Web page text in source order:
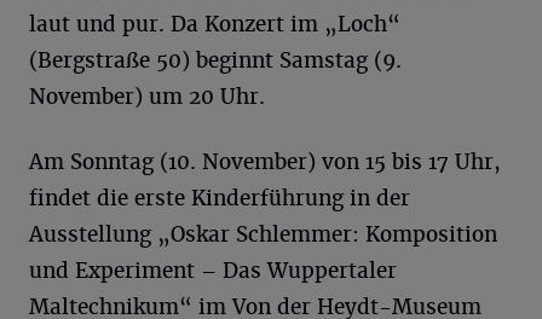
laut und pur. Da Konzert im „Loch“
(Bergstraße 50) beginnt Samstag (9.
November) um 20 Uhr.
Am Sonntag (10. November) von 15 bis 17 Uhr,
findet die erste Kinderführung in der
Ausstellung „Oskar Schlemmer: Komposition
und Experiment – Das Wuppertaler
Maltechnikum“ im Von der Heydt-Museum